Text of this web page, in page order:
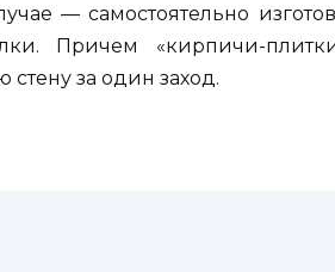
— самостоятельно
Причем «кирпичи-
за один заход.